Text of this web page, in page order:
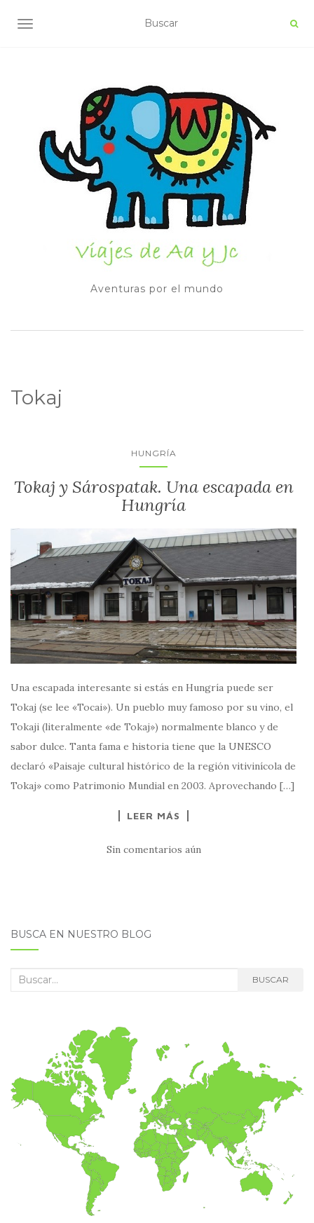
ALTERNAR NAVEGACIÓN
Aventuras por el mundo
Tokaj
HUNGRÍA
Tokaj y Sárospatak. Una escapada en
Hungría
Una escapada interesante si estás en Hungría puede ser
Tokaj (se lee «Tocai»). Un pueblo muy famoso por su vino, el
Tokaji (literalmente «de Tokaj») normalmente blanco y de
sabor dulce. Tanta fama e historia tiene que la UNESCO
declaró «Paisaje cultural histórico de la región vitivinícola de
Tokaj» como Patrimonio Mundial en 2003. Aprovechando […]
LEER MÁS
Sin comentarios aún
BUSCA EN NUESTRO BLOG
Buscar: BUSCAR